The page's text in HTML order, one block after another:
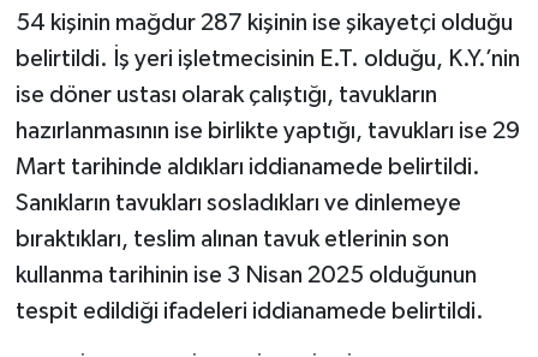
54 kişinin mağdur 287 kişinin ise şikayetçi olduğu
belirtildi. İş yeri işletmecisinin E.T. olduğu, K.Y.’nin
ise döner ustası olarak çalıştığı, tavukların
hazırlanmasının ise birlikte yaptığı, tavukları ise 29
Mart tarihinde aldıkları iddianamede belirtildi.
Sanıkların tavukları sosladıkları ve dinlemeye
bıraktıkları, teslim alınan tavuk etlerinin son
kullanma tarihinin ise 3 Nisan 2025 olduğunun
tespit edildiği ifadeleri iddianamede belirtildi.